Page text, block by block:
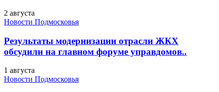
2 августа
Новости Подмосковья
Результаты модернизации отрасли ЖКХ
обсудили на главном форуме управдомов..
1 августа
Новости Подмосковья